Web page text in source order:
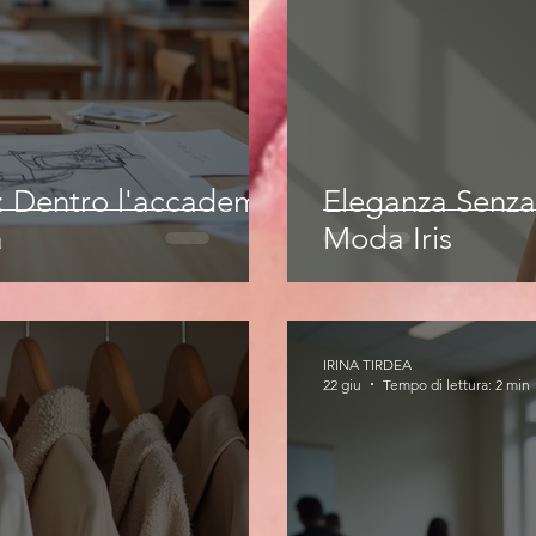
l'accademia
Eleganza
Moda Iris
IRINA TIRDEA
22 giu
Tempo di lettura: 2 min